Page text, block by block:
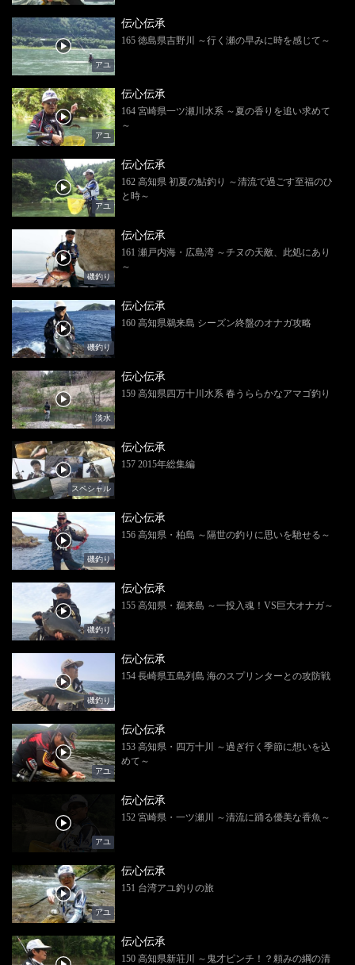
アユ
伝心伝承
165 徳島県吉野川 ～行く瀬の早みに時を感じて～
アユ
伝心伝承
164 宮崎県一ツ瀬川水系 ～夏の香りを追い求めて
～
アユ
伝心伝承
162 高知県 初夏の鮎釣り ～清流で過ごす至福のひ
と時～
磯釣り
伝心伝承
161 瀬戸内海・広島湾 ～チヌの天敵、此処にあり
～
磯釣り
伝心伝承
160 高知県鵜来島 シーズン終盤のオナガ攻略
淡水
伝心伝承
159 高知県四万十川水系 春うららかなアマゴ釣り
スペシャル
伝心伝承
157 2015年総集編
磯釣り
伝心伝承
156 高知県・柏島 ～隔世の釣りに思いを馳せる～
磯釣り
伝心伝承
155 高知県・鵜来島 ～一投入魂！VS巨大オナガ～
磯釣り
伝心伝承
154 長崎県五島列島 海のスプリンターとの攻防戦
アユ
伝心伝承
153 高知県・四万十川 ～過ぎ行く季節に想いを込
めて～
アユ
伝心伝承
152 宮崎県・一ツ瀬川 ～清流に踊る優美な香魚～
アユ
伝心伝承
151 台湾アユ釣りの旅
伝心伝承
150 高知県新荘川 ～鬼才ピンチ！？頼みの綱の清